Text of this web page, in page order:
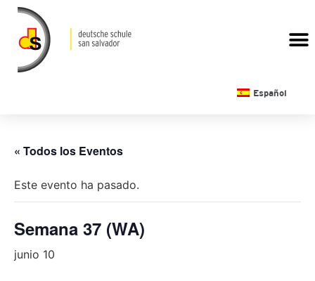
Español
« Todos los Eventos
Este evento ha pasado.
Semana 37 (WA)
junio 10